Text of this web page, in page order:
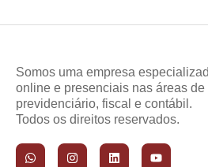
Somos uma empresa
online e presenciais nas áreas de
previdenciário, fiscal e contábil.
Todos os direitos reservados.